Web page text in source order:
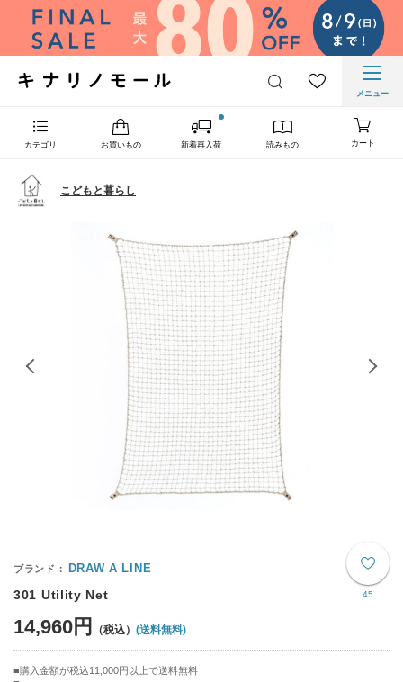
メニュー
カテゴリ お買いもの 新着再入荷 読みもの カート
こどもと暮らし
45
DRAW A LINE
301 Utility Net
14,960円 (送料無料)
購入金額が税込11,000円以上で送料無料